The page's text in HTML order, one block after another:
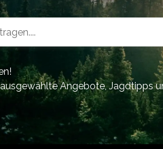
Angebote, Jagdtipps